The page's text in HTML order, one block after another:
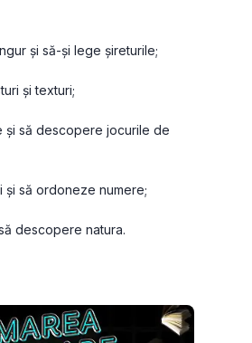
și să-şi lege șireturile;
și texturi;
și să descopere jocurile de
și să ordoneze numere;
descopere natura.